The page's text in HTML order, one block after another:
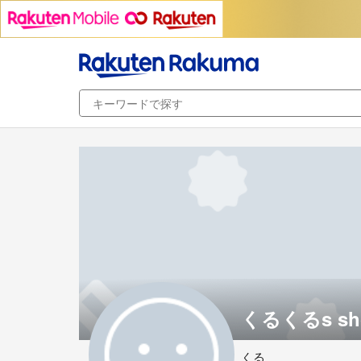
くるくるs
くる